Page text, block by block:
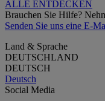
ALLE ENTDECKEN
Brauchen Sie Hilfe?
Senden Sie uns eine E-
Land & Sprache
DEUTSCHLAND
DEUTSCH
Deutsch
Social Media